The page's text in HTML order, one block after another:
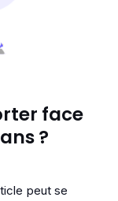
face
?
peut se